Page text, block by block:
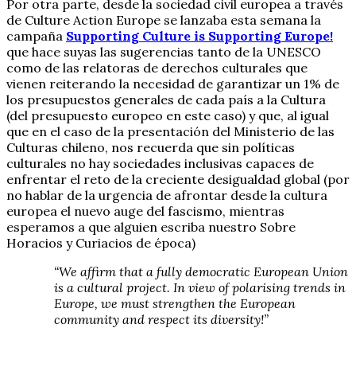
Por otra parte, desde la sociedad civil europea a través
de Culture Action Europe se lanzaba esta semana la
campaña Supporting Culture is Supporting Europe!
que hace suyas las sugerencias tanto de la UNESCO
como de las relatoras de derechos culturales que
vienen reiterando la necesidad de garantizar un 1% de
los presupuestos generales de cada país a la Cultura
(del presupuesto europeo en este caso) y que, al igual
que en el caso de la presentación del Ministerio de las
Culturas chileno, nos recuerda que sin políticas
culturales no hay sociedades inclusivas capaces de
enfrentar el reto de la creciente desigualdad global (por
no hablar de la urgencia de afrontar desde la cultura
europea el nuevo auge del fascismo, mientras
esperamos a que alguien escriba nuestro Sobre
Horacios y Curiacios de época)
“We affirm that a fully democratic European Union
is a cultural project. In view of polarising trends in
Europe, we must strengthen the European
community and respect its diversity!”